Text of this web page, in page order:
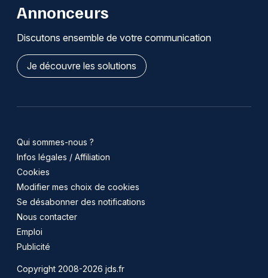
Annonceurs
Discutons ensemble de votre communication
Je découvre les solutions
Qui sommes-nous ?
Infos légales / Affiliation
Cookies
Modifier mes choix de cookies
Se désabonner des notifications
Nous contacter
Emploi
Publicité
Copyright 2008-2026 jds.fr